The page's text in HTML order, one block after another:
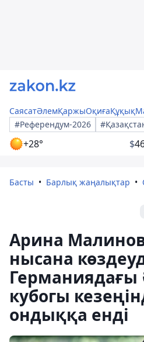
СаясатӘлемҚаржыОқиғаҚұқық
#Референдум-2026
+28° $
Басты Барлық жаңалықтар
Арина
нысана
кубогы
ондыққа енді